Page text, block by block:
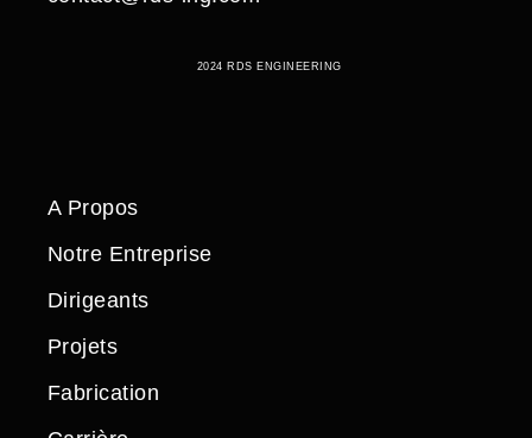
2024 RDS ENGINEERING
A Propos
Notre Entreprise
Dirigeants
Projets
Fabrication